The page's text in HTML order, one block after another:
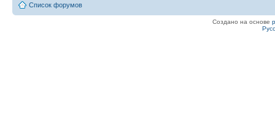
Список форумов
Создано на основе